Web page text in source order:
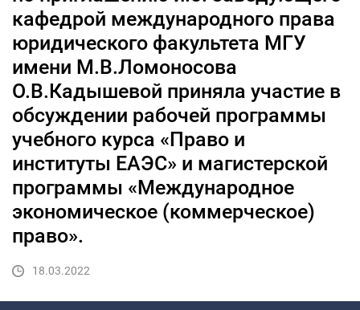
кафедрой международного права
юридического факультета МГУ
имени М.В.Ломоносова
О.В.Кадышевой приняла участие в
обсуждении рабочей программы
учебного курса «Право и
институты ЕАЭС» и магистерской
программы «Международное
экономическое (коммерческое)
право».
18.03.2022